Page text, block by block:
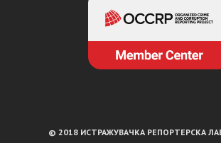
© 2018 ИСТРАЖУВАЧКА РЕПОРТЕРСКА